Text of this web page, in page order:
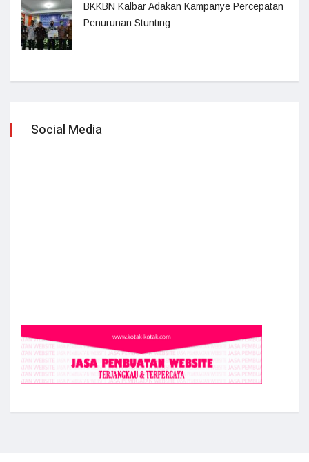
BKKBN Kalbar Adakan Kampanye Percepatan
Penurunan Stunting
Social Media